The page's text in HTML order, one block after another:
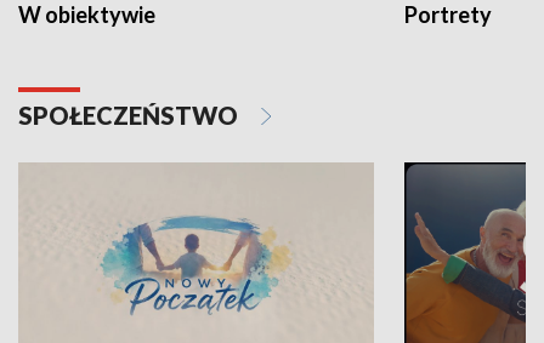
W obiektywie Portrety
SPOŁECZEŃSTWO